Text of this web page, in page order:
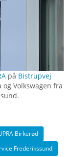
på Bistrupvej
Volkswagen fra
Birkerød
Frederikssund